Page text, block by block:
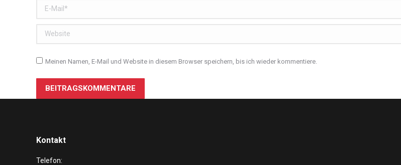
E-Mail *
Website
Meinen Namen, E-Mail und Website in diesem Browser speichern, bis ich wieder kommentiere.
BEITRAGSKOMMENTARE
Kontakt
Telefon: